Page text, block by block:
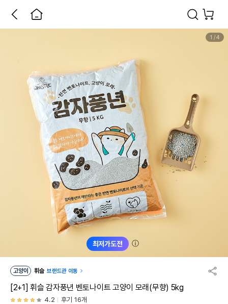
최저가도전 ⓘ
1 /4
고양이 휘슬 브랜드관 이동
[2+1] 휘슬 감자풍년 벤토나이트 고양이 모래(무향) 5kg
4.2 후기 16개